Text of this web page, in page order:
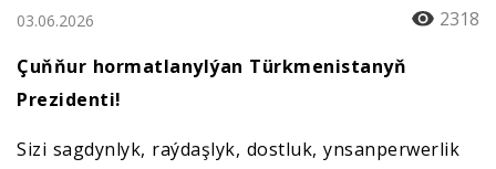
03.06.2026
2318
Çuňňur hormatlanylýan Türkmenistanyň
Prezidenti!
Sizi sagdynlyk, raýdaşlyk, dostluk, ynsanperwerlik